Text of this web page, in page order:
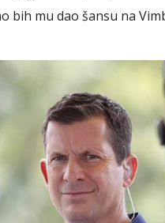
bih mu dao šansu na